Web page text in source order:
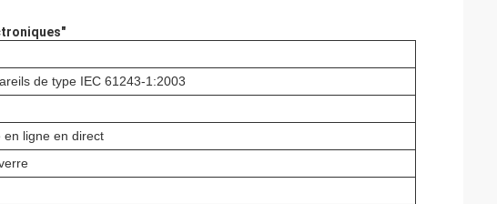
de type IEC 61243-1:2003
en ligne en direct